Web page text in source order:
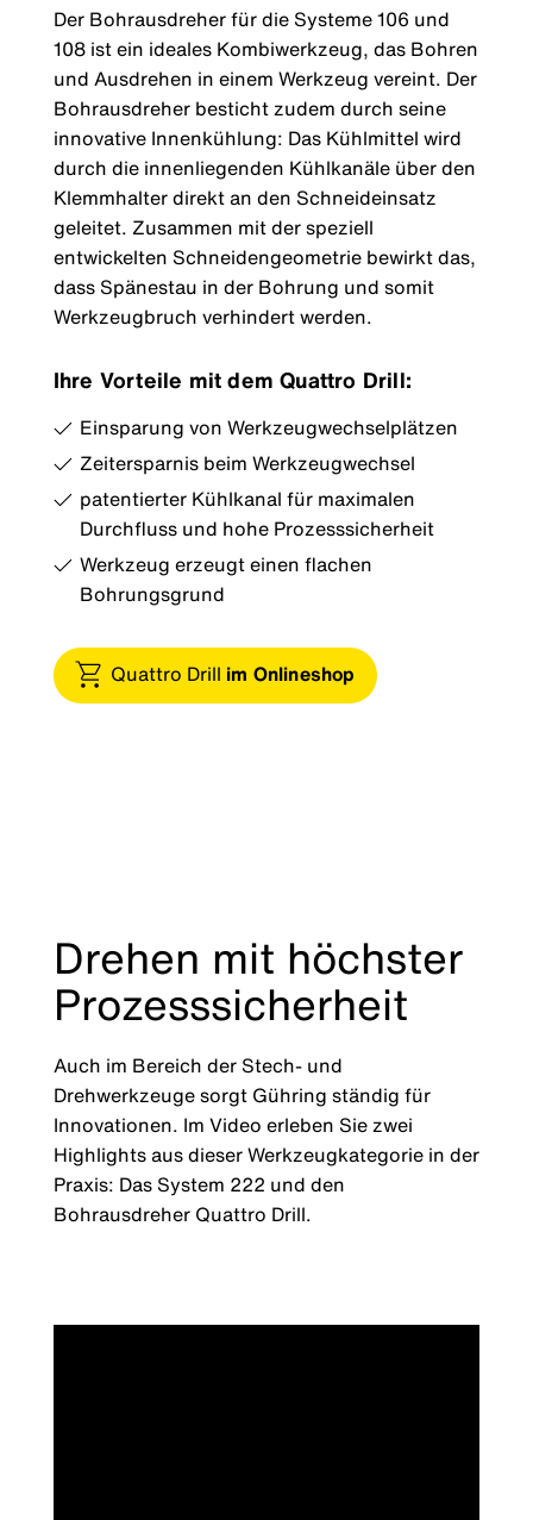
Der Bohrausdreher für die Systeme 106 und
108 ist ein ideales Kombiwerkzeug, das Bohren
und Ausdrehen in einem Werkzeug vereint. Der
Bohrausdreher besticht zudem durch seine
innovative Innenkühlung: Das Kühlmittel wird
durch die innenliegenden Kühlkanäle über den
Klemmhalter direkt an den Schneideinsatz
geleitet. Zusammen mit der speziell
entwickelten Schneidengeometrie bewirkt das,
dass Spänestau in der Bohrung und somit
Werkzeugbruch verhindert werden.
Ihre Vorteile mit dem Quattro Drill:
Einsparung von Werkzeugwechselplätzen
Zeitersparnis beim Werkzeugwechsel
patentierter Kühlkanal für maximalen
Durchfluss und hohe Prozesssicherheit
Werkzeug erzeugt einen flachen
Bohrungsgrund
Quattro Drill im Onlineshop
Drehen mit höchster
Prozesssicherheit
Auch im Bereich der Stech- und
Drehwerkzeuge sorgt Gühring ständig für
Innovationen. Im Video erleben Sie zwei
Highlights aus dieser Werkzeugkategorie in der
Praxis: Das System 222 und den
Bohrausdreher Quattro Drill.